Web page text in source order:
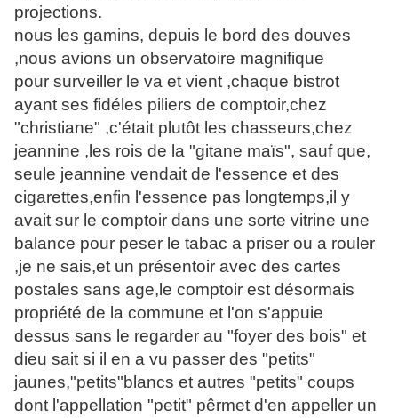
projections.
nous les gamins, depuis le bord des douves
,nous avions un observatoire magnifique
pour surveiller le va et vient ,chaque bistrot
ayant ses fidéles piliers de comptoir,chez
"christiane" ,c'était plutôt les chasseurs,chez
jeannine ,les rois de la "gitane maïs", sauf que,
seule jeannine vendait de l'essence et des
cigarettes,enfin l'essence pas longtemps,il y
avait sur le comptoir dans une sorte vitrine une
balance pour peser le tabac a priser ou a rouler
,je ne sais,et un présentoir avec des cartes
postales sans age,le comptoir est désormais
propriété de la commune et l'on s'appuie
dessus sans le regarder au "foyer des bois" et
dieu sait si il en a vu passer des "petits"
jaunes,"petits"blancs et autres "petits" coups
dont l'appellation "petit" pêrmet d'en appeller un